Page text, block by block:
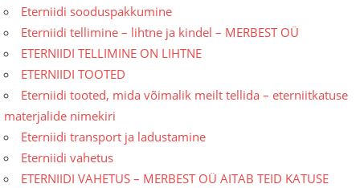
Eterniidi sooduspakkumine
Eterniidi tellimine – lihtne ja kindel – MERBEST OÜ
ETERNIIDI TELLIMINE ON LIHTNE
ETERNIIDI TOOTED
Eterniidi tooted, mida võimalik meilt tellida – eterniitkatuse
materjalide nimekiri
Eterniidi transport ja ladustamine
Eterniidi vahetus
ETERNIIDI VAHETUS – MERBEST OÜ AITAB TEID KATUSE